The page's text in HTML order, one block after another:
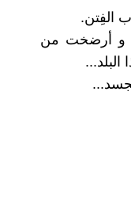
الفِتن.
و أرضخت من